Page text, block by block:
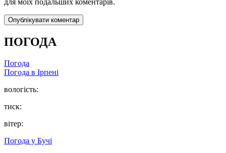
для моїх подальших коментарів.
ПОГОДА
Погода
Погода в Ірпені
вологість:
тиск:
вітер:
Погода у Бучі